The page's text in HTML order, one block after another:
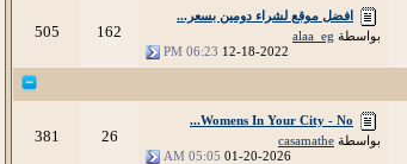
افضل موقع لشراء دومين بسعر...
بواسطة alaa_eg
12-18-2022
06:23 PM
162
505
Womens In Your City - No...
بواسطة casamathe
01-20-2026
05:05 AM
26
381